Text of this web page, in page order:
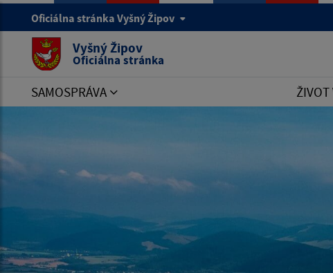
Oficiálna stránka Vyšný Žipov
Vyšný Žipov
Oficiálna stránka
SAMOSPRÁVA ŽIVOT